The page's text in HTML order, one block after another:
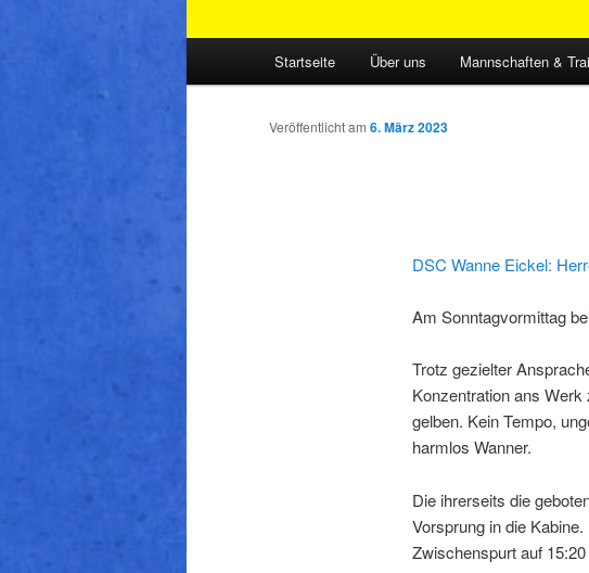
Startseite Über uns Mannschaften &
Veröffentlicht am 6. März 2023
DSC Wanne Eickel:
Am Sonntagvormittag
Trotz gezielter
Konzentration ans
gelben. Kein Tempo,
harmlos Wanner.
Die ihrerseits die
Vorsprung in die
Zwischenspurt auf